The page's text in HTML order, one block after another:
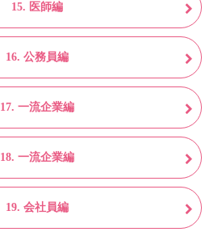
15. 医師編
16. 公務員編
17. 一流企業編
18. 一流企業編
19. 会社員編